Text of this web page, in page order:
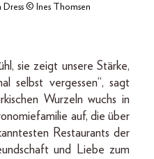
© Ines Thomsen
sie zeigt unsere Stärke,
selbst vergessen“, sagt
Wurzeln wuchs in
auf, die über
Restaurants der
und Liebe zum